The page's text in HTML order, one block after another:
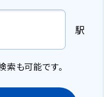
駅
索も可能です。